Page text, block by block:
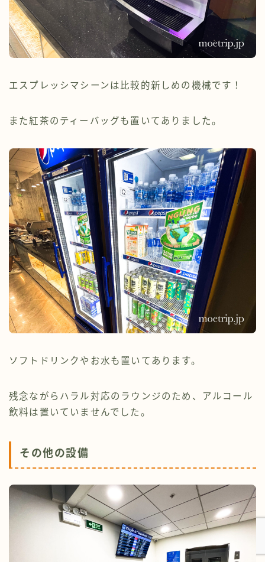
エスプレッシマシーンは比較的新しめの機械です！
また紅茶のティーバッグも置いてありました。
ソフトドリンクやお水も置いてあります。
残念ながらハラル対応のラウンジのため、アルコール
飲料は置いていませんでした。
その他の設備